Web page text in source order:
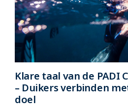
Klare taal van de PADI
– Duikers verbinden
doel